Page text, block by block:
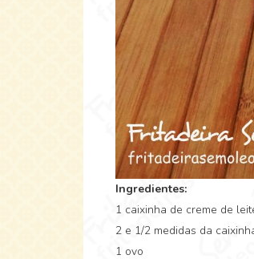
Ingredientes:
1 caixinha de creme de
2 e 1/2 medidas da
1 ovo